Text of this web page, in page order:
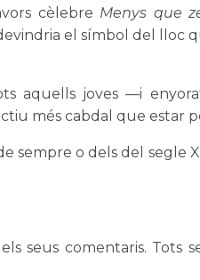
cèlebre Menys que
el símbol del lloc
aquells joves —i
més cabdal que estar
o dels del segle
seus comentaris.